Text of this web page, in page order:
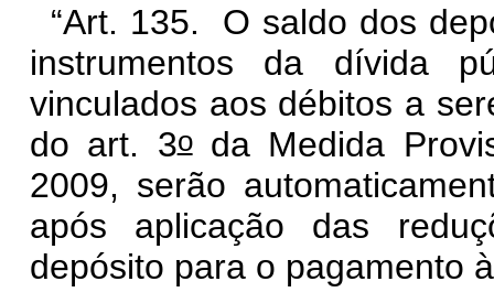
“Art. 135. O saldo dos
instrumentos da dívida
vinculados aos débitos a
do art. 3oda Medida
2009, serão
após aplicação das
depósito para o pagamento